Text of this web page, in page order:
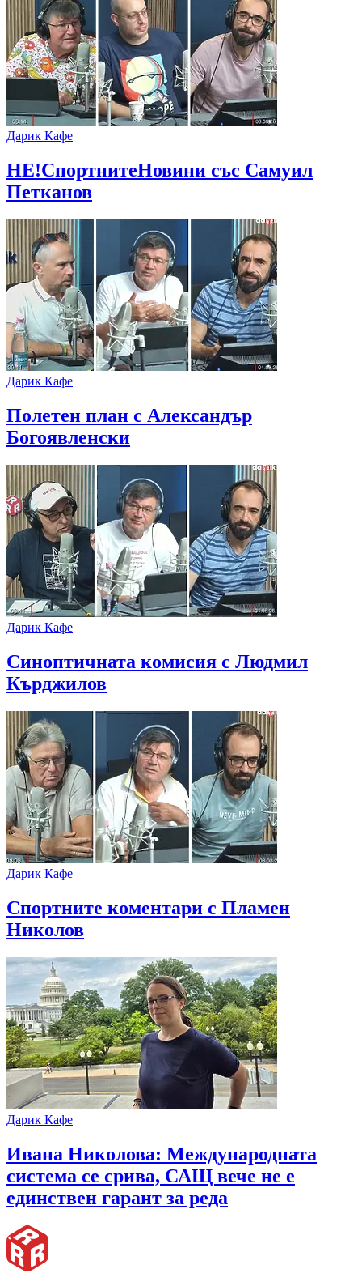
Дарик Кафе
НЕ!СпортнитеНовини със Самуил
Петканов
Дарик Кафе
Полетен план с Александър
Богоявленски
Дарик Кафе
Синоптичната комисия с Людмил
Кърджилов
Дарик Кафе
Спортните коментари с Пламен
Николов
Дарик Кафе
Ивана Николова: Международната
система се срива, САЩ вече не е
единствен гарант за реда